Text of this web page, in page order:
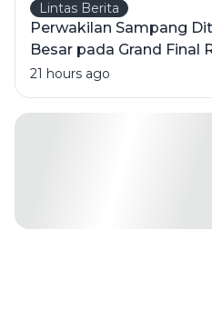
Lintas Berita
Perwakilan Sampang
Besar pada Grand Final
21 hours ago